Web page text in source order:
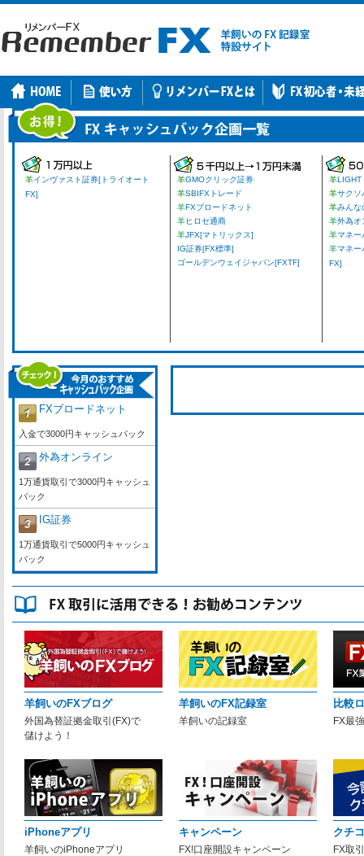
羊インヴァスト証券[トライオート
FX]
羊GMOクリック証券
羊SBIFXトレード
羊FXブロードネット
羊ヒロセ通商
羊JFX[マトリックス]
IG証券[FX標準]
ゴールデンウェイジャパン[FXTF]
羊LIGHT
羊サクソ
羊みんな
羊外為オ
羊マネー
羊マネー
FX]
FXブロードネット
入金で3000円キャッシュバック
外為オンライン
1万通貨取引で3000円キャッシュ
バック
IG証券
1万通貨取引で5000円キャッシュ
バック
羊飼いのFXブログ
外国為替証拠金取引(FX)で
儲けよう！
羊飼いのFX記録室
羊飼いの記録室
比較
FX最
iPhoneアプリ
羊飼いのiPhoneアプリ
キャンペーン
FX!口座開設キャンペーン
クチ
FX取